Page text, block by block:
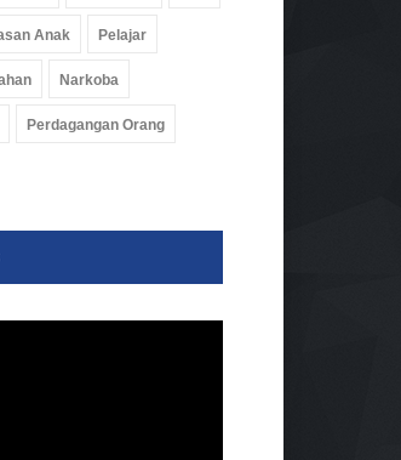
Anak Pelajar
Narkoba
Perdagangan Orang